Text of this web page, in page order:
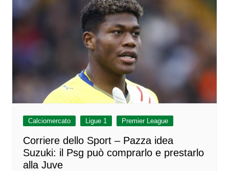
Calciomercato Ligue 1 Premier League
Corriere dello Sport – Pazza idea
Suzuki: il Psg può comprarlo e prestarlo
alla Juve